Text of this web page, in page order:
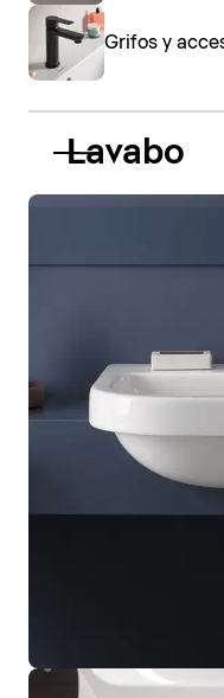
Grifos y
Lavabo